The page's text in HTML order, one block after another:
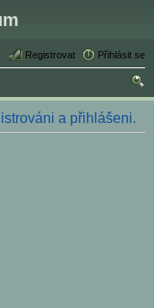
Přihlásit se
Registrovat
led
a přihlášeni.